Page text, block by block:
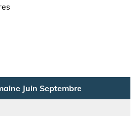
Juin Septembre